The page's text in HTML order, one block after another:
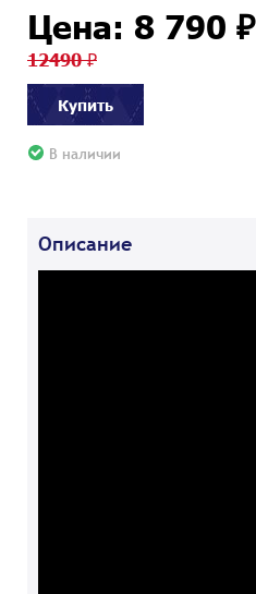
Цена: 8 790 ₽
12490 ₽
Купить
В наличии
Описание